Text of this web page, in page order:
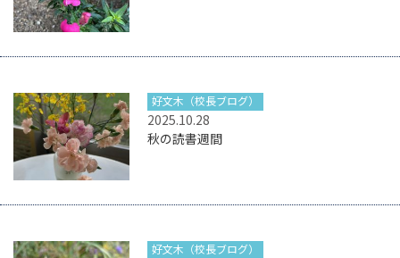
2025.10.28
好文木（校長ブログ）
秋の読書週間
好文木（校長ブログ）